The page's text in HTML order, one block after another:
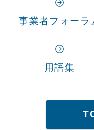
事業者フォーラ
用語集